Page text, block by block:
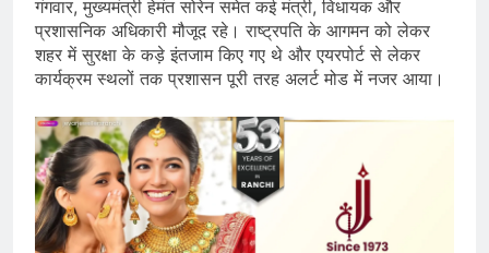
गंगवार, मुख्यमंत्री हेमंत सोरेन समेत कई मंत्री, विधायक और
प्रशासनिक अधिकारी मौजूद रहे। राष्ट्रपति के आगमन को लेकर
शहर में सुरक्षा के कड़े इंतजाम किए गए थे और एयरपोर्ट से लेकर
कार्यक्रम स्थलों तक प्रशासन पूरी तरह अलर्ट मोड में नजर आया।